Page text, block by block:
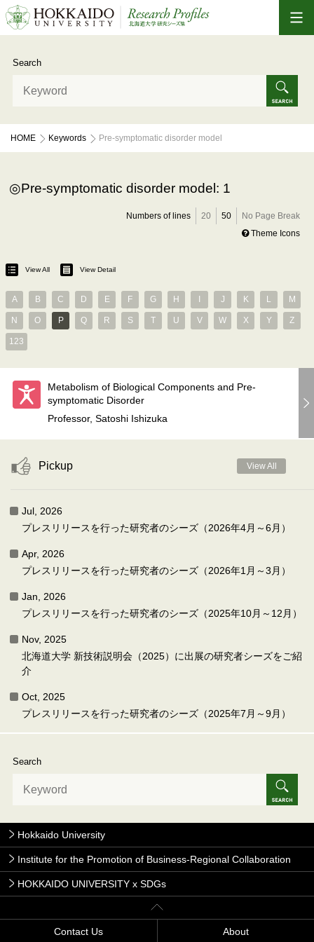
Search
HOME Keywords Pre-symptomatic disorder model
Pre-symptomatic disorder model: 1
Numbers of lines 20 50
No Page Break
Theme Icons
View All View Detail
A B C D E F G H J K L M
N O P Q R S T U V W X Y Z
123
Metabolism of Biological Components and Pre-
symptomatic Disorder
Professor, Satoshi Ishizuka
Pickup View All
Jul, 2026
プレスリリースを行った研究者のシーズ（2026年4月～6月）
Apr, 2026
プレスリリースを行った研究者のシーズ（2026年1月～3月）
Jan, 2026
プレスリリースを行った研究者のシーズ（2025年10月～12月）
Nov, 2025
北海道大学 新技術説明会（2025）に出展の研究者シーズをご紹
介
Oct, 2025
プレスリリースを行った研究者のシーズ（2025年7月～9月）
Search
Hokkaido University
Institute for the Promotion of Business-Regional Collaboration
HOKKAIDO UNIVERSITY x SDGs
Contact Us About